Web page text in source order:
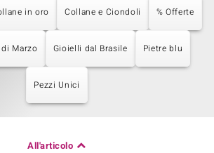
in oro Collane e Ciondoli % Offerte
Marzo Gioielli dal Brasile Pietre blu
Pezzi Unici
All'articolo